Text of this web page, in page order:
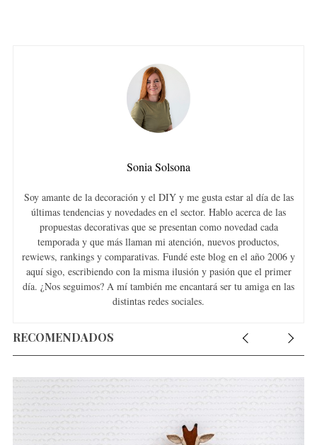
Sonia Solsona
Soy amante de la decoración y el DIY y me gusta estar al día de las
últimas tendencias y novedades en el sector. Hablo acerca de las
propuestas decorativas que se presentan como novedad cada
temporada y que más llaman mi atención, nuevos productos,
rewiews, rankings y comparativas. Fundé este blog en el año 2006 y
aquí sigo, escribiendo con la misma ilusión y pasión que el primer
día. ¿Nos seguimos? A mí también me encantará ser tu amiga en las
distintas redes sociales.
RECOMENDADOS